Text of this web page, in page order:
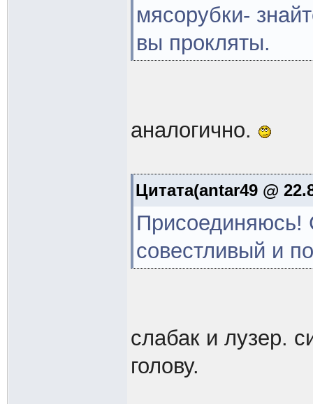
мясорубки-
вы прокляты.
аналогично.
Цитата(antar49 @
Присоединяюсь!
совестливый и
слабак и лузер.
голову.